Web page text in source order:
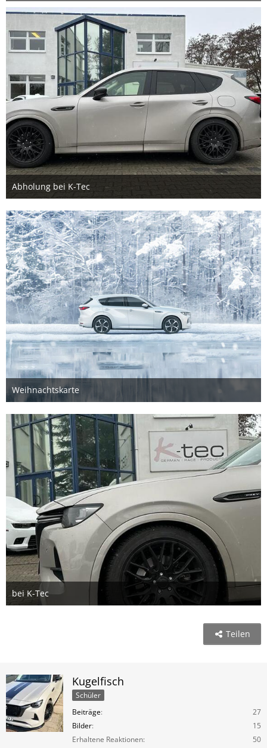
Abholung bei K-Tec
25. Juni 2024
2
Weihnachtskarte
25. Juni 2024
6
bei K-Tec
25. Juni 2024
Teilen
Kugelfisch
Schüler
Beiträge
27
Bilder
15
Erhaltene Reaktionen
50